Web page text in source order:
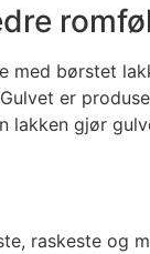
børstet
er
lakken gjør
raskeste og